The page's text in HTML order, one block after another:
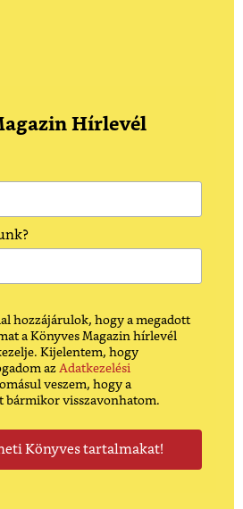
Hírlevél
hozzájárulok, hogy a megadott
a Könyves Magazin hírlevél
Kijelentem, hogy
az Adatkezelési
veszem, hogy a
bármikor visszavonhatom.